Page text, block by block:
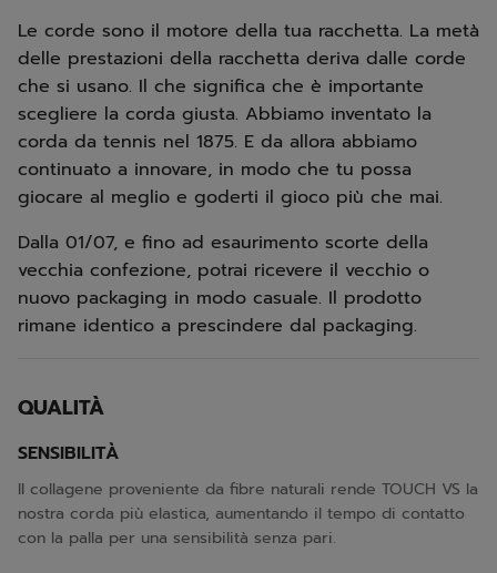
Le corde sono il motore della tua racchetta. La metà
delle prestazioni della racchetta deriva dalle corde
che si usano. Il che significa che è importante
scegliere la corda giusta. Abbiamo inventato la
corda da tennis nel 1875. E da allora abbiamo
continuato a innovare, in modo che tu possa
giocare al meglio e goderti il gioco più che mai.
Dalla 01/07, e fino ad esaurimento scorte della
vecchia confezione, potrai ricevere il vecchio o
nuovo packaging in modo casuale. Il prodotto
rimane identico a prescindere dal packaging.
QUALITÀ
SENSIBILITÀ
Il collagene proveniente da fibre naturali rende TOUCH VS la
nostra corda più elastica, aumentando il tempo di contatto
con la palla per una sensibilità senza pari.